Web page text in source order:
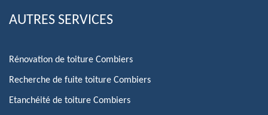
AUTRES SERVICES
Rénovation de toiture Combiers
Recherche de fuite toiture Combiers
Etanchéité de toiture Combiers